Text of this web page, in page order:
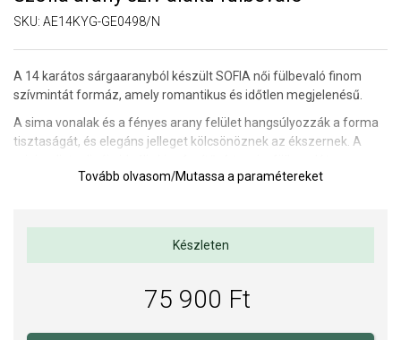
SKU: AE14KYG-GE0498/N
A 14 karátos sárgaaranyból készült SOFIA női fülbevaló finom
szívmintát formáz, amely romantikus és időtlen megjelenésű.
A sima vonalak és a fényes arany felület hangsúlyozzák a forma
tisztaságát, és elegáns jelleget kölcsönöznek az ékszernek. A
mindennapi viselethez és egy kedves ajándékká a szeretet
Fülbevaló méretei: 7 x 6,5 mm.
Tovább olvasom/Mutassa a paramétereket
Készleten
75 900 Ft